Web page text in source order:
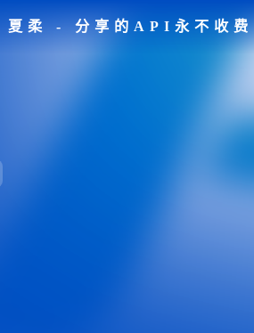
夏柔 - 分享的API永不收费